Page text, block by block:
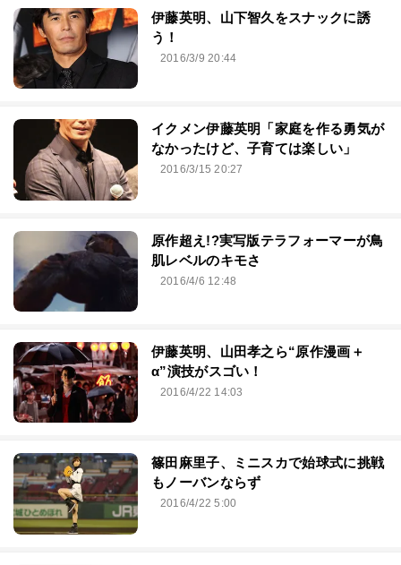
伊藤英明、山下智久をスナックに誘
う！
2016/3/9 20:44
イクメン伊藤英明「家庭を作る勇気が
なかったけど、子育ては楽しい」
2016/3/15 20:27
原作超え!?実写版テラフォーマーが鳥
肌レベルのキモさ
2016/4/6 12:48
伊藤英明、山田孝之ら“原作漫画＋
α”演技がスゴい！
2016/4/22 14:03
篠田麻里子、ミニスカで始球式に挑戦
もノーバンならず
2016/4/22 5:00